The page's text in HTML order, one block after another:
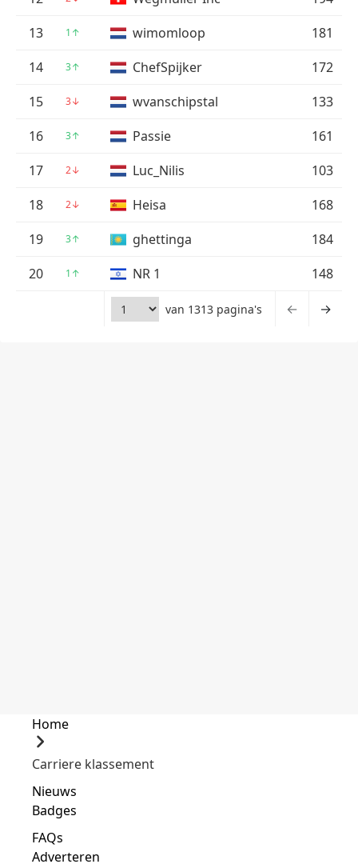
13
1 ↑ wimomloop
181
14
3↑ ChefSpijker
172
15
3↓ wvanschipstal
133
16
3↑ Passie
161
17
2↓ Luc_Nilis
103
18
2↓ Heisa
168
19
3↑ ghettinga
184
20
1 ↑ NR 1 148
van 1313 pagina's ← →
Home
Carriere klassement
Nieuws
Badges
FAQs
Adverteren